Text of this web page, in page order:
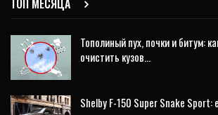
ТОП МЕСЯЦА
Тополиный пух, почки и битум:
очистить кузов…
Shelby F-150 Super Snake